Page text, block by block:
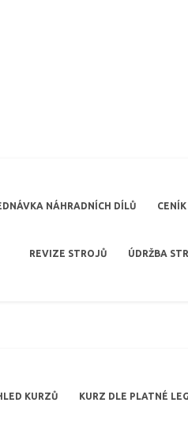
NÁHRADNÍCH DÍLŮ
REVIZE STROJŮ ÚDRŽBA
KURZŮ KURZ DLE PLATNÉ